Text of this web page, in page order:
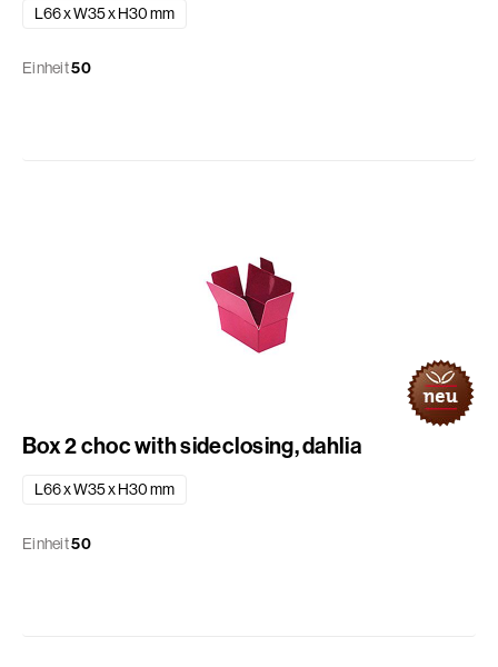
L66 x W35 x H30 mm
Einheit50
Box 2 choc with sideclosing, dahlia
L66 x W35 x H30 mm
Einheit50